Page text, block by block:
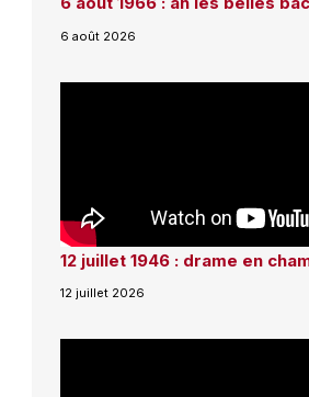
6 août 2026
12 juillet 1946 : drame en
12 juillet 2026